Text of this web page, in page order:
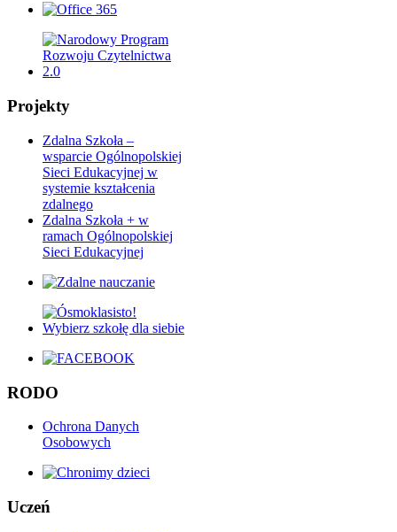
Projekty
Zdalna Szkoła –
wsparcie Ogólnopolskiej
Sieci Edukacyjnej w
systemie kształcenia
zdalnego
Zdalna Szkoła + w
ramach Ogólnopolskiej
Sieci Edukacyjnej
RODO
Ochrona Danych
Osobowych
Uczeń